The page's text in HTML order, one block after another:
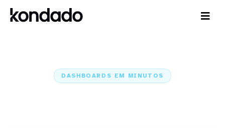
DASHBOARDS EM MINUTOS